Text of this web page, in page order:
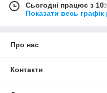
Сьогодні працює з
Показати весь графік
Про нас
Контакти